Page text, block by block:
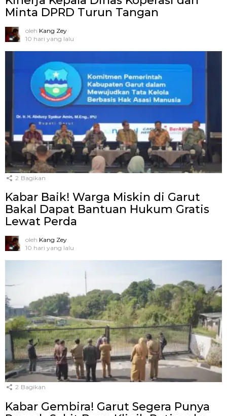
Minta DPRD Turun Tangan
oleh Kang Zey
10 hari yang lalu
2 Bagikan
Kabar Baik! Warga Miskin di Garut
Bakal Dapat Bantuan Hukum Gratis
Lewat Perda
oleh Kang Zey
10 hari yang lalu
2 Bagikan
Kabar Gembira! Garut Segera Punya